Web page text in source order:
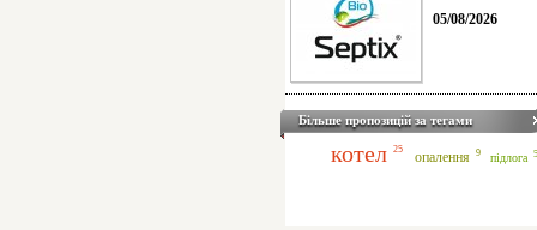
05/08/2026
Більше пропозицій за тегами
котел 25 опалення 9 підлога 5